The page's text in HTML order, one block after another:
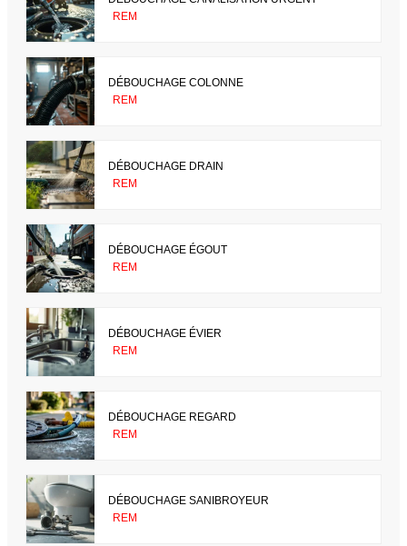
REM
DÉBOUCHAGE COLONNE
REM
DÉBOUCHAGE DRAIN
REM
DÉBOUCHAGE ÉGOUT
REM
DÉBOUCHAGE ÉVIER
REM
DÉBOUCHAGE REGARD
REM
DÉBOUCHAGE SANIBROYEUR
REM